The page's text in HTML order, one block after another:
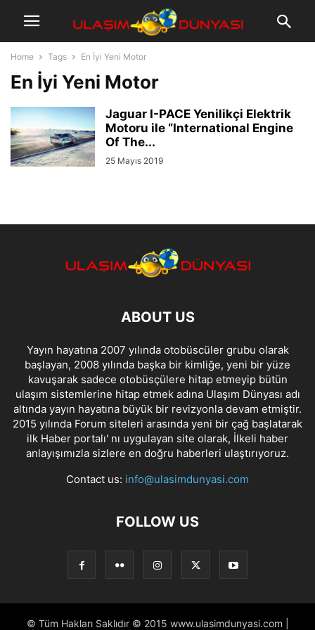
Home Tags En İyi Yeni Motor
En İyi Yeni Motor
Jaguar I-PACE Yenilikçi Elektrik
Motoru ile “International Engine
Of The...
25 Mayıs 2019
ABOUT US
Yayın hayatına 2007 yılında otobüscüler grubu olarak
başlayan, 2008 yılında başka bir kimliğe, yeni bir yüze
kavuşarak sadece otobüsçülere hitap etmeyip bütün
ulaşım sistemlerine hitap etmek adına Ulaşım Dünyası adı
altında yayın hayatına büyük bir revizyonla devam etmiştir.
2015 yılında Forum siteleri arasında yeni bir çağ başlatarak
ilk Haber portalı' nı uygulayan site olarak, İlkeli haber
anlayışımızla sizlere en doğru haberleri ulaştırıyoruz.
Contact us: info@ulasimdunyasi.com
FOLLOW US
© Tüm Hakları Saklıdır © 2015 www.ulasimdunyasi.com |